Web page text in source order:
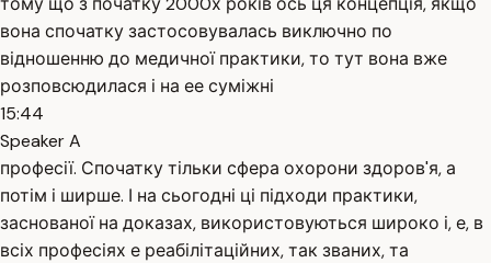
вона спочатку застосовувалась виключно по
відношенню до медичної практики, то тут вона вже
розповсюдилася і на ее суміжні
15:44
Speaker A
професії. Спочатку тільки сфера охорони здоров'я, а
потім і ширше. І на сьогодні ці підходи практики,
заснованої на доказах, використовуються широко і, е, в
всіх професіях е реабілітаційних, так званих, та